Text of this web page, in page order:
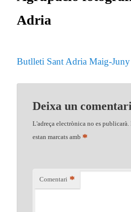
Adria
Butlleti Sant Adria Maig-
Deixa un
L'adreça electrònica no es publicarà.
estan marcats amb *
Comentari *